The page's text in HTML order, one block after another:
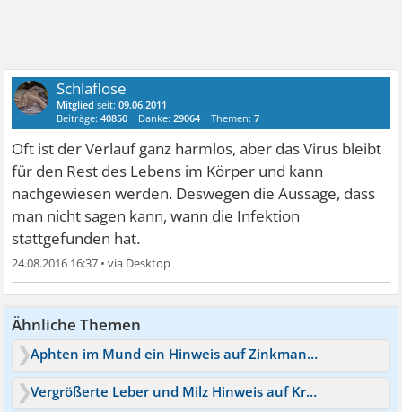
Schlaflose
Mitglied seit:09.06.2011
Beiträge:40850 Danke:29064 Themen:7
Oft ist der Verlauf ganz harmlos, aber das Virus bleibt
für den Rest des Lebens im Körper und kann
nachgewiesen werden. Deswegen die Aussage, dass
man nicht sagen kann, wann die Infektion
stattgefunden hat.
24.08.2016 16:37 •
Ähnliche Themen
Aphten im Mund ein Hinweis auf Zinkmangel oder Krebs?
Vergrößerte Leber und Milz Hinweis auf Krebs oder Amyloidose